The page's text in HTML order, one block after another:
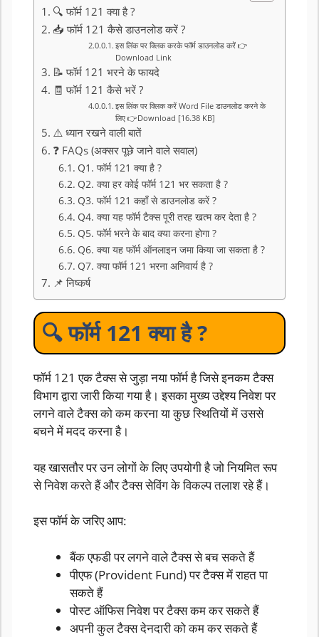
🔍 फॉर्म 121 क्या है ?
📥 फॉर्म 121 कैसे डाउनलोड करें ?
इस लिंक पर क्लिक करके फॉर्म डाउनलोड करें 👉
Download Link
📝 फॉर्म 121 भरने के फायदे
🧾 फॉर्म 121 कैसे भरें ?
इस लिंक पर क्लिक करें Word File डाउनलोड करने के
लिए 👉Download [16.38 KB]
⚠️ ध्यान रखने वाली बातें
❓ FAQs (अक्सर पूछे जाने वाले सवाल)
Q1. फॉर्म 121 क्या है ?
Q2. क्या हर कोई फॉर्म 121 भर सकता है ?
Q3. फॉर्म 121 कहाँ से डाउनलोड करें ?
Q4. क्या यह फॉर्म टैक्स पूरी तरह खत्म कर देता है ?
Q5. फॉर्म भरने के बाद क्या करना होगा ?
Q6. क्या यह फॉर्म ऑनलाइन जमा किया जा सकता है ?
Q7. क्या फॉर्म 121 भरना अनिवार्य है ?
📌 निष्कर्ष
🔍 फॉर्म 121 क्या है ?
फॉर्म 121 एक टैक्स से जुड़ा नया फॉर्म है जिसे इनकम टैक्स
विभाग द्वारा जारी किया गया है। इसका मुख्य उद्देश्य निवेश पर
लगने वाले टैक्स को कम करना या कुछ स्थितियों में उससे
बचने में मदद करना है।
यह खासतौर पर उन लोगों के लिए उपयोगी है जो नियमित रूप
से निवेश करते हैं और टैक्स सेविंग के विकल्प तलाश रहे हैं।
इस फॉर्म के जरिए आप:
बैंक एफडी पर लगने वाले टैक्स से बच सकते हैं
पीएफ (Provident Fund) पर टैक्स में राहत पा
सकते हैं
पोस्ट ऑफिस निवेश पर टैक्स कम कर सकते हैं
अपनी कुल टैक्स देनदारी को कम कर सकते हैं